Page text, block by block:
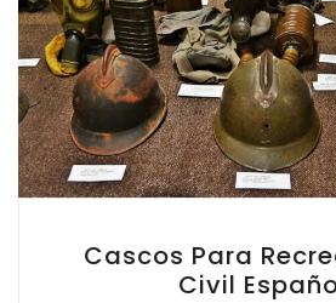
Cascos Para
Civil